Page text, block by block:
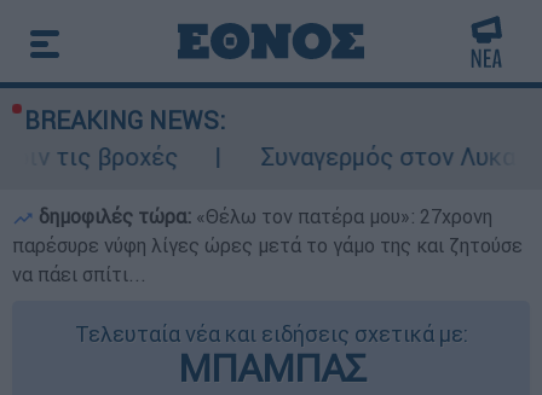
BREAKING NEWS:
Συναγερμός στον Λυκαβηττό:
δημοφιλές τώρα: «Θέλω τον πατέρα μου»: 27χρονη
παρέσυρε νύφη λίγες ώρες μετά το γάμο της και ζητούσε
να πάει σπίτι...
Τελευταία νέα και ειδήσεις σχετικά με:
ΜΠΑΜΠΑΣ